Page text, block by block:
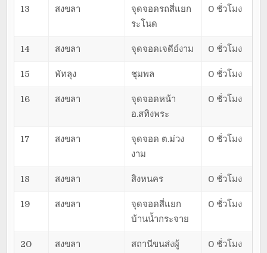
13 สงขลา
จุดจอดรถสี่แยก
ระโนด
0 ชั่วโมง
14 สงขลา จุดจอดเจดีย์งาม 0 ชั่วโมง
15 พัทลุง ชุมพล 0 ชั่วโมง
16 สงขลา
จุดจอดหน้า
อ.สทิงพระ
0 ชั่วโมง
17 สงขลา
จุดจอด ต.ม่วง
งาม
0 ชั่วโมง
18 สงขลา สิงหนคร 0 ชั่วโมง
19 สงขลา
จุดจอดสี่แยก
บ้านน้ำกระจาย
0 ชั่วโมง
20 สงขลา
สถานีขนส่งผู้
0 ชั่วโมง